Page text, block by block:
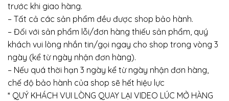
trước khi giao hàng.
– Tất cả các sản phẩm đều được shop bảo hành.
– Đối với sản phẩm lỗi/đơn hàng thiếu sản phẩm, quý
khách vui lòng nhắn tin/gọi ngay cho shop trong vòng 3
ngày (kể từ ngày nhận đơn hàng).
– Nếu quá thời hạn 3 ngày kể từ ngày nhận đơn hàng,
chế độ bảo hành của shop sẽ hết hiệu lực
* QUÝ KHÁCH VUI LÒNG QUAY LẠI VIDEO LÚC MỞ HÀNG